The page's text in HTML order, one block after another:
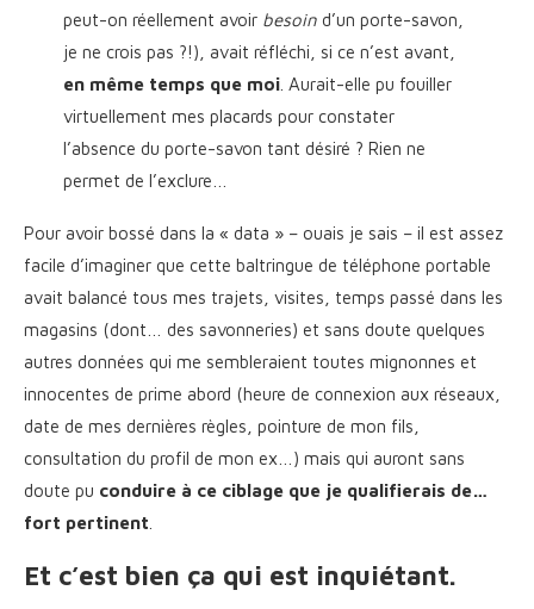
peut-on réellement avoir besoin d’un porte-savon,
je ne crois pas ?!), avait réfléchi, si ce n’est avant,
en même temps que moi. Aurait-elle pu fouiller
virtuellement mes placards pour constater
l’absence du porte-savon tant désiré ? Rien ne
permet de l’exclure…
Pour avoir bossé dans la « data » – ouais je sais – il est assez
facile d’imaginer que cette baltringue de téléphone portable
avait balancé tous mes trajets, visites, temps passé dans les
magasins (dont… des savonneries) et sans doute quelques
autres données qui me sembleraient toutes mignonnes et
innocentes de prime abord (heure de connexion aux réseaux,
date de mes dernières règles, pointure de mon fils,
consultation du profil de mon ex…) mais qui auront sans
doute pu conduire à ce ciblage que je qualifierais de…
fort pertinent
Et c’est bien ça qui est inquiétant.